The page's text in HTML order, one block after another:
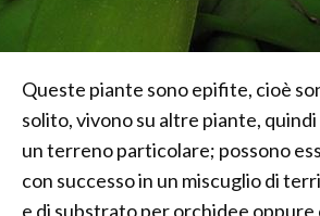
Queste piante sono epifite, cioè
solito, vivono su altre piante,
un terreno particolare; possono
con successo in un miscuglio di
e di substrato per orchidee oppure